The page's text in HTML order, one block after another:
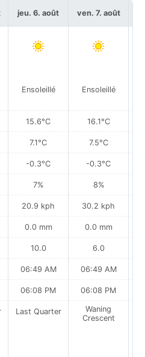
jeu. 6. août
Ensoleillé
15.6°C
7.1°C
-0.3°C
7%
20.9 kph
0.0 mm
10.0
06:49 AM
06:08 PM
Last Quarter
ven. 7. août
Ensoleillé
16.1°C
7.5°C
-0.3°C
8%
30.2 kph
0.0 mm
6.0
06:49 AM
06:08 PM
Waning
Crescent